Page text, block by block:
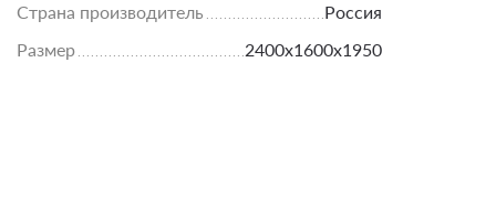
Страна производитель
Россия
Размер
2400х1600х1950